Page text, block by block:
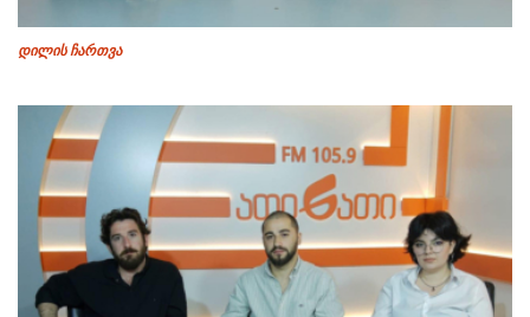
დილის ჩართვა